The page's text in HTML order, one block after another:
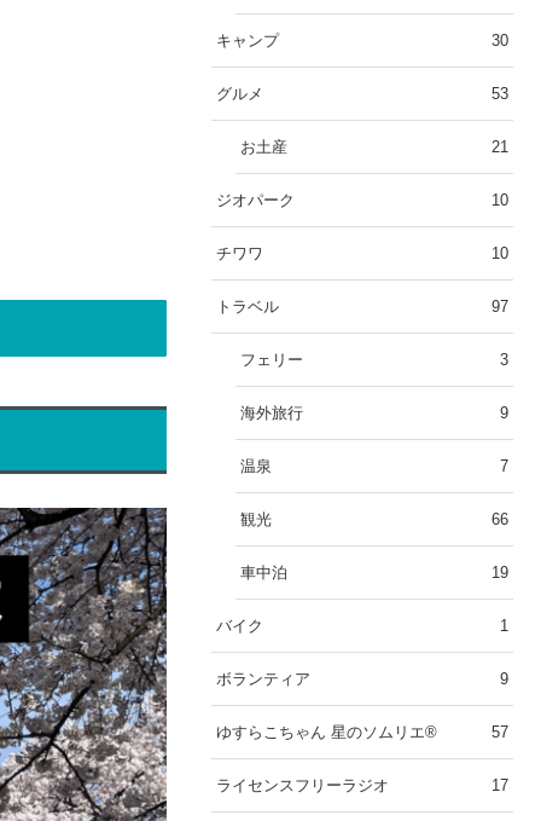
キャンプ 30
グルメ 53
お土産 21
ジオパーク 10
チワワ 10
トラベル 97
フェリー 3
海外旅行 9
温泉 7
観光 66
車中泊 19
バイク 1
ボランティア 9
ゆすらこちゃん 星のソムリエ®︎ 57
ライセンスフリーラジオ 17